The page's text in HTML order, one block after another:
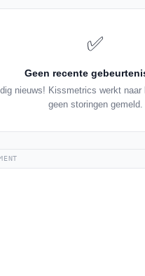
✅
Geen recente
nieuws! Kissmetrics werkt naar
geen storingen gemeld.